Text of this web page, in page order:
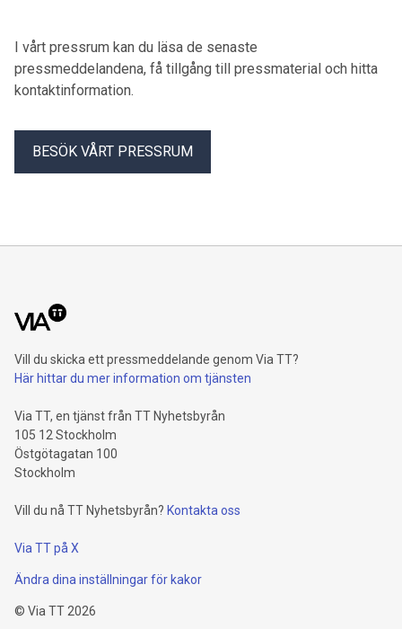
I vårt pressrum kan du läsa de senaste
pressmeddelandena, få tillgång till pressmaterial och hitta
kontaktinformation.
BESÖK VÅRT PRESSRUM
Vill du skicka ett pressmeddelande genom Via TT?
Här hittar du mer information om tjänsten
Via TT, en tjänst från TT Nyhetsbyrån
105 12 Stockholm
Östgötagatan 100
Stockholm
Vill du nå TT Nyhetsbyrån? Kontakta oss
Via TT på X
Ändra dina inställningar för kakor
© Via TT 2026